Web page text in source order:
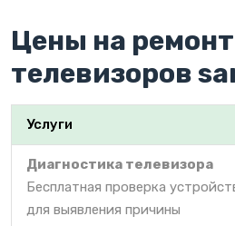
Цены на ремонт
телевизоров
Услуги
Диагностика телевизора
Бесплатная проверка
для выявления причины